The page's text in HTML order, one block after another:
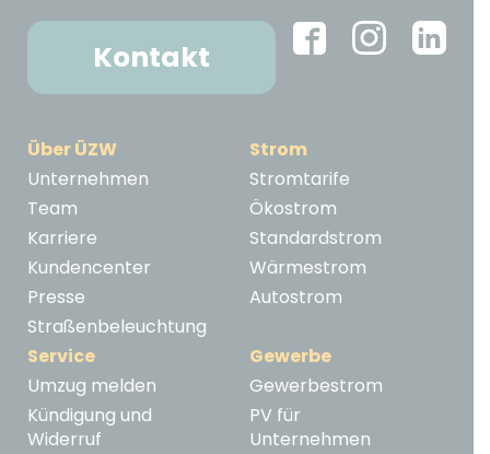
Kontakt
Über ÜZW
Unternehmen
Team
Karriere
Kundencenter
Presse
Straßenbeleuchtung
Strom
Stromtarife
Ökostrom
Standardstrom
Wärmestrom
Autostrom
Service
Umzug melden
Kündigung und
Widerruf
Gewerbe
Gewerbestrom
PV für
Unternehmen